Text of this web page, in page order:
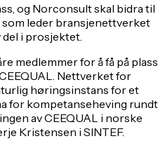
og Norconsult skal bidra til
leder bransjenettverket
i prosjektet.
medlemmer for å få på plass
Nettverket for
høringsinstans for et
for kompetanseheving rundt
av CEEQUAL i norske
Kristensen i SINTEF.